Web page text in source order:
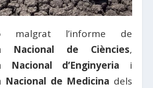
malgrat l’informe de
Nacional de Ciències,
Nacional d’Enginyeria i
Nacional de Medicina dels